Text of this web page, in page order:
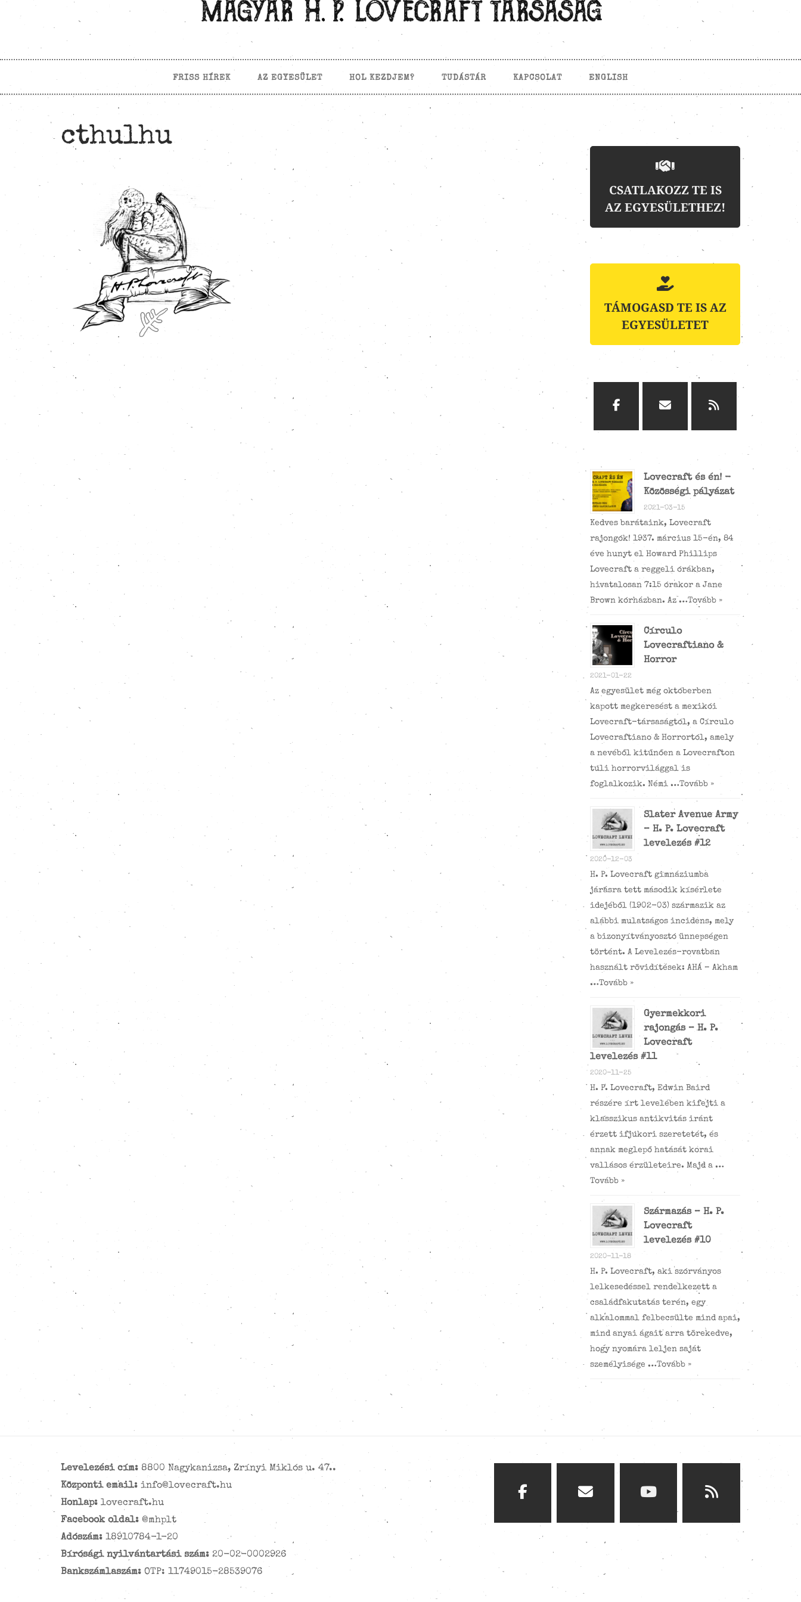
FRISS HÍREK AZ EGYESÜLET HOL KEZDJEM? TUDÁSTÁR KAPCSOLAT ENGLISH
cthulhu
CSATLAKOZZ TE IS
AZ EGYESÜLETHEZ!
TÁMOGASD TE IS AZ
EGYESÜLETET
Lovecraft és én! -
Közösségi pályázat
2021-03-15
Kedves barátaink, Lovecraft
rajongók! 1937. március 15-én, 84
éve hunyt el Howard Phillips
Lovecraft a reggeli órákban,
hivatalosan 7:15 órakor a Jane
Brown kórházban. Az …Tovább »
Círculo
Lovecraftiano &
Horror
2021-01-22
Az egyesület még októberben
kapott megkeresést a mexikói
Lovecraft-társaságtól, a Círculo
Lovecraftiano & Horrortól, amely
a nevéből kitűnően a Lovecrafton
túli horrorvilággal is
foglalkozik. Némi …Tovább »
Slater Avenue Army
– H. P. Lovecraft
levelezés #12
2020-12-03
H. P. Lovecraft gimnáziumba
járásra tett második kísérlete
idejéből (1902-03) származik az
alábbi mulatságos incidens, mely
a bizonyítványosztó ünnepségen
történt. A Levelezés-rovatban
használt rövidítések: AHÁ – Akham
…Tovább »
Gyermekkori
rajongás – H. P.
Lovecraft
levelezés #11
2020-11-25
H. P. Lovecraft, Edwin Baird
részére írt levelében kifejti a
klasszikus antikvitás iránt
érzett ifjúkori szeretetét, és
annak meglepő hatását korai
vallásos érzületeire. Majd a …
Tovább »
Származás – H. P.
Lovecraft
levelezés #10
2020-11-18
H. P. Lovecraft, aki szórványos
lelkesedéssel rendelkezett a
családfakutatás terén, egy
alkalommal felbecsülte mind apai,
mind anyai ágait arra törekedve,
hogy nyomára leljen saját
személyisége …Tovább »
Levelezési cím: 8800 Nagykanizsa, Zrínyi Miklós u. 47..
Központi email: info@lovecraft.hu
Honlap: lovecraft.hu
Facebook oldal: @mhplt
Adószám: 18910784-1-20
Bírósági nyilvántartási szám: 20-02-0002926
Bankszámlaszám: OTP: 11749015-28539076